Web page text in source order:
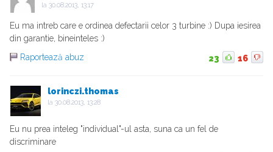
la 30.08.2013, 13:17
Eu ma intreb care e ordinea defectarii celor 3 turbine :) Dupa iesirea
din garantie, bineinteles :)
Raportează abuz
23 16
lorinczi.thomas
la 30.08.2013, 13:28
Eu nu prea inteleg "individual"-ul asta, suna ca un fel de
discriminare